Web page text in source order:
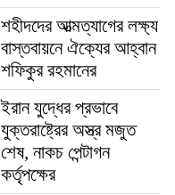
শহীদদের আত্মত্যাগের লক্ষ্য
বাস্তবায়নে ঐক্যের আহ্বান
শফিকুর রহমানের
ইরান যুদ্ধের প্রভাবে
যুক্তরাষ্ট্রের অস্ত্র মজুত
শেষ, নাকচ পেন্টাগন
কর্তৃপক্ষের